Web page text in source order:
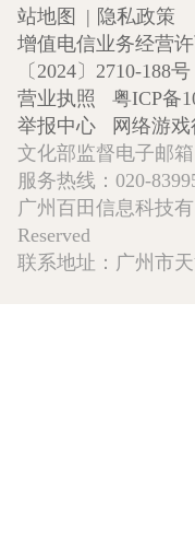
站地图
| 隐私政策
增值电信业务经营
〔2024〕2710-188号
营业执照
粤ICP备
举报中心
网络游
文化部监督电子邮
服务热线：020-
广州百田信息科技
Reserved
联系地址：广州市